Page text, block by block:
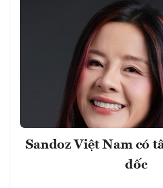
Sandoz Việt Nam có
đốc